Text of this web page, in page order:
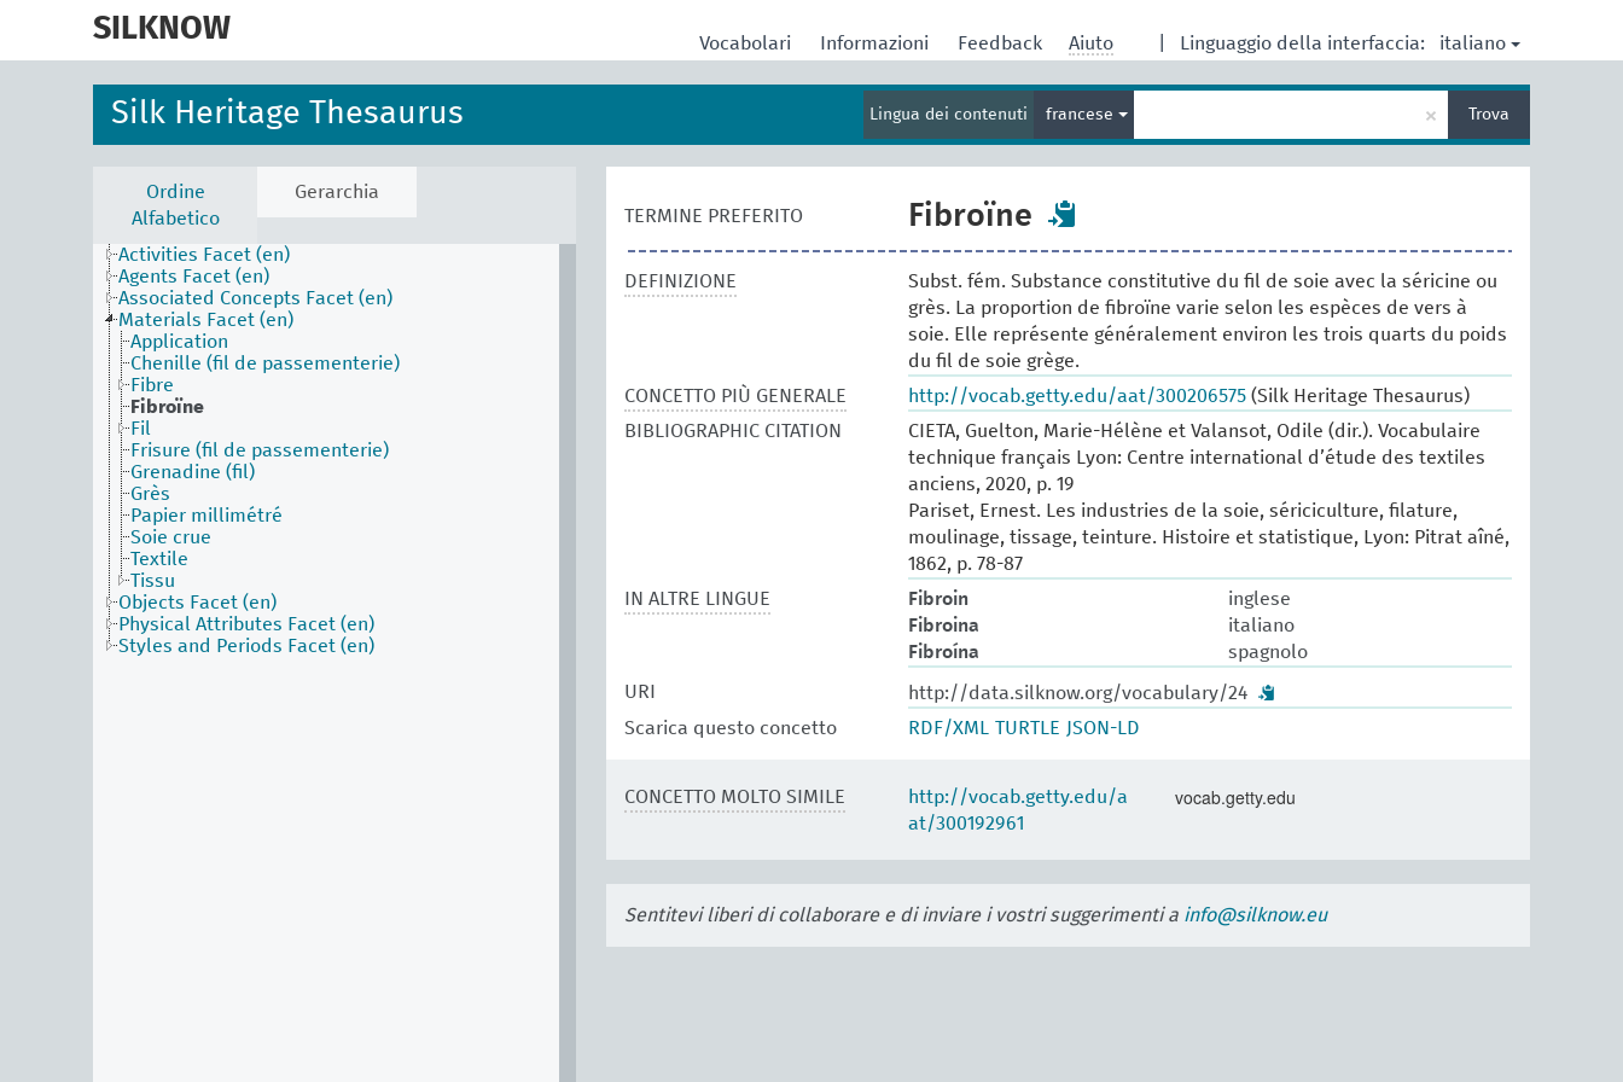
SILKNOW Linguaggio della interfaccia: italiano
Vocabolari Informazioni Feedback Aiuto
Silk Heritage Thesaurus Lingua dei contenuti francese
termine
per
× Trova
Ordine
Alfabetico
Gerarchia
Activities Facet (en)
Agents Facet (en)
Associated Concepts Facet (en)
Materials Facet (en)
Application
Chenille (fil de passementerie)
Fibre
Fibroïne
Fil
Frisure (fil de passementerie)
Grenadine (fil)
Grès
Papier millimétré
Soie crue
Textile
Tissu
Objects Facet (en)
Physical Attributes Facet (en)
Styles and Periods Facet (en)
TERMINE PREFERITO Fibroïne
DEFINIZIONE
Subst. fém. Substance constitutive du fil de soie avec la séricine ou
grès. La proportion de fibroïne varie selon les espèces de vers à
soie. Elle représente généralement environ les trois quarts du poids
du fil de soie grège.
CONCETTO PIÙ GENERALE
http://vocab.getty.edu/aat/300206575 (Silk Heritage Thesaurus)
BIBLIOGRAPHIC CITATION
CIETA, Guelton, Marie-Hélène et Valansot, Odile (dir.). Vocabulaire
technique français Lyon: Centre international d’étude des textiles
anciens, 2020, p. 19
Pariset, Ernest. Les industries de la soie, sériciculture, filature,
moulinage, tissage, teinture. Histoire et statistique, Lyon: Pitrat aîné,
1862, p. 78-87
IN ALTRE LINGUE
Fibroin
inglese
Fibroina
italiano
Fibroína
spagnolo
URI
http://data.silknow.org/vocabulary/24
Scarica questo concetto
RDF/XML TURTLE JSON-LD
CONCETTO MOLTO SIMILE
http://vocab.getty.edu/a
at/300192961
vocab.getty.edu
Sentitevi liberi di collaborare e di inviare i vostri suggerimenti a info@silknow.eu